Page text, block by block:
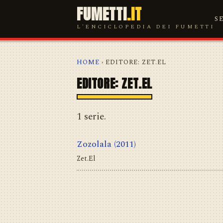
FUMETTI.IT
L'ENCICLOPEDIA DEI FUMETTI
HOME › EDITORE: ZET.EL
EDITORE: ZET.EL
1 serie.
Zozolala (2011)
Zet.El